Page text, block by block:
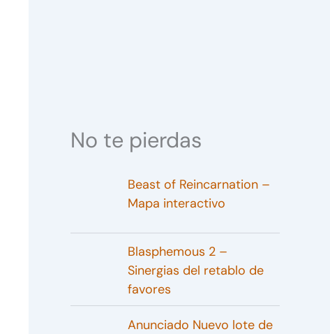
No te pierdas
Beast of Reincarnation –
Mapa interactivo
Blasphemous 2 –
Sinergias del retablo de
favores
Anunciado Nuevo lote de